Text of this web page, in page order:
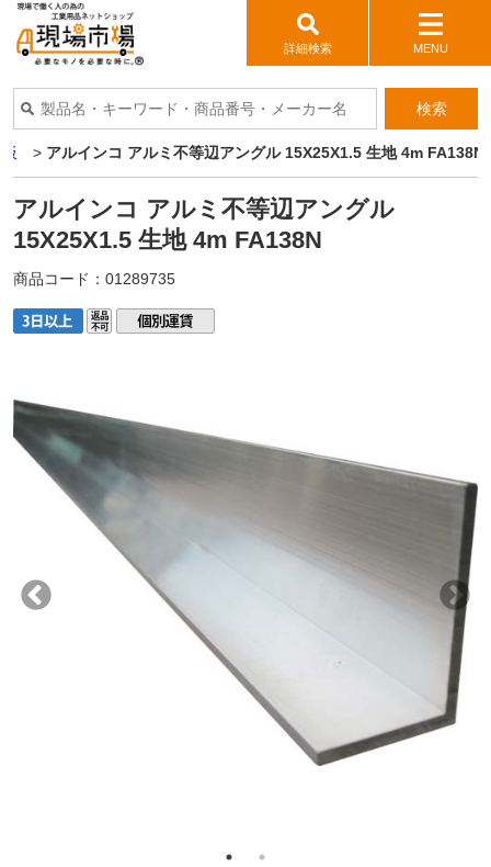
詳細検索 MENU
検索
> アルインコ アルミ不等辺アングル 15X25X1.5 生地 4m FA138N
アルインコ アルミ不等辺アングル
15X25X1.5 生地 4m FA138N
商品コード： 01289735